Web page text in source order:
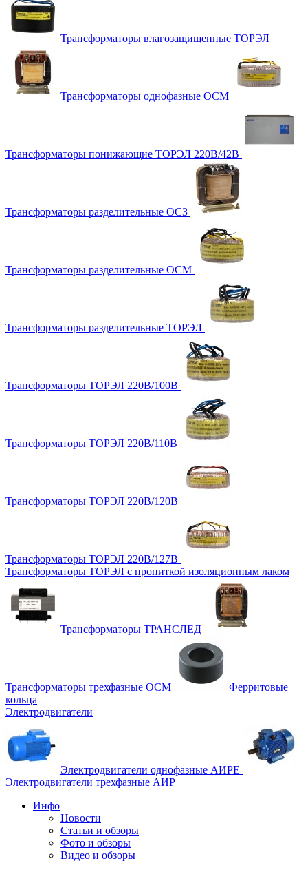
Трансформаторы влагозащищенные ТОРЭЛ
Трансформаторы однофазные ОСМ
Трансформаторы понижающие ТОРЭЛ 220В/42В
Трансформаторы разделительные ОСЗ
Трансформаторы разделительные ОСМ
Трансформаторы разделительные ТОРЭЛ
Трансформаторы ТОРЭЛ 220В/100В
Трансформаторы ТОРЭЛ 220В/110В
Трансформаторы ТОРЭЛ 220В/120В
Трансформаторы ТОРЭЛ 220В/127В
Трансформаторы ТОРЭЛ с пропиткой изоляционным лаком
Трансформаторы ТРАНСЛЕД
Трансформаторы трехфазные ОСМ
Ферритовые
кольца
Электродвигатели
Электродвигатели однофазные АИРЕ
Электродвигатели трехфазные АИР
Инфо
Новости
Статьи и обзоры
Фото и обзоры
Видео и обзоры